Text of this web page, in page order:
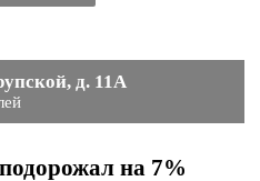
д. 11А
на 7%